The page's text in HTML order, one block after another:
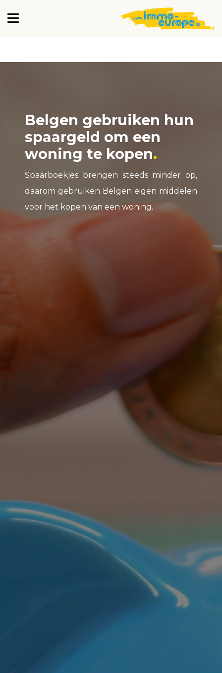
Belgen gebruiken hun
spaargeld om een
woning te kopen
Spaarboekjes brengen steeds minder op,
daarom gebruiken Belgen eigen middelen
voor het kopen van een woning.